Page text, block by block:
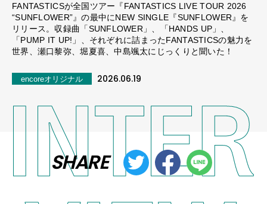
FANTASTICSが全国ツアー『FANTASTICS LIVE TOUR 2026
“SUNFLOWER”』の最中にNEW SINGLE『SUNFLOWER』を
リリース。収録曲「SUNFLOWER」、「HANDS UP」、
「PUMP IT UP!」、それぞれに詰まったFANTASTICSの魅力を
世界、瀬口黎弥、堀夏喜、中島颯太にじっくりと聞いた！
encoreオリジナル 2026.06.19
SHARE